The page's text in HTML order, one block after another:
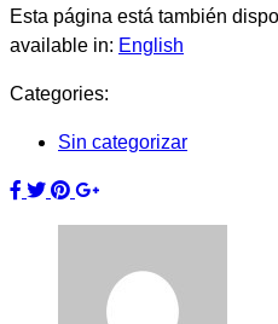
Esta página está también
available in: English
Categories:
Sin categorizar